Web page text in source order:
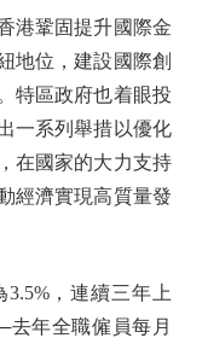
鞏固提升國際金
地位，建設國際創
特區政府也着眼投
一系列舉措以優化
在國家的大力支持
經濟實現高質量發
，連續三年上
年全職僱員每月